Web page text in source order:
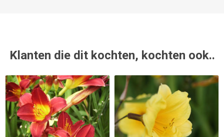
Klanten die dit kochten, kochten ook..